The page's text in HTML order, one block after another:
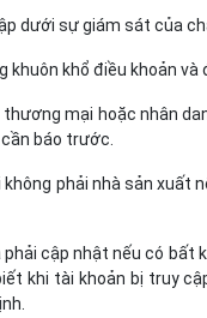
dưới sự giám sát của
khổ điều khoản và
mại hoặc nhân
báo trước.
phải nhà sản
cập nhật nếu có
khi tài khoản bị truy